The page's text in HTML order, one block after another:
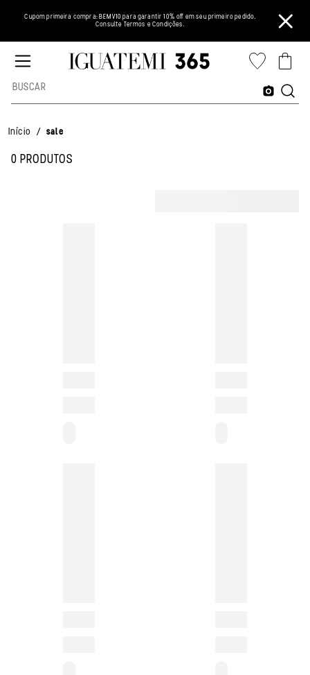
Cupom primeira compra: BEMV10 para garantir 10% off em seu primeiro pedido.
Consulte Termos e Condições.
Início / sale
0 PRODUTOS